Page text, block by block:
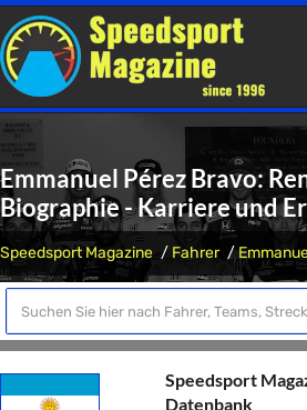
Emmanuel Pérez Bravo:
Biographie - Karriere und
Speedsport Magazine Fahrer
Speedsport
Datenbank